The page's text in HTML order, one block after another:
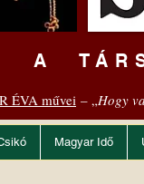
A
ÉVA művei – „Hogy
Magyar Idő